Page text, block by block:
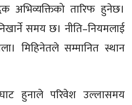
अभिव्यक्तिको तारिफ हुनेछ।
समय छ। नीति–नियमलाई
मिहिनेतले सम्मानित स्थान
हुनाले परिवेश उल्लासमय